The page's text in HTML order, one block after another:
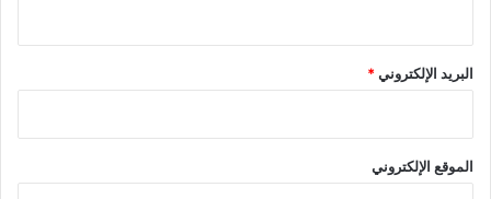
البريد الإلكتروني*
الموقع الإلكتروني